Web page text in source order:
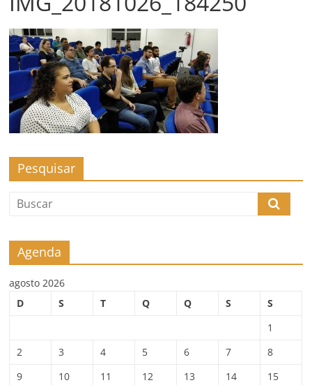
Pesquisar
Agenda
agosto 2026
D
S T Q Q S
S
1
2
3 4 5 6 7
8
9
10 11 12 13 14
15